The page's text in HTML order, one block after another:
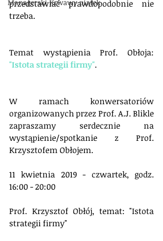
Managerski Krwawy piątek
przedstawiać prawdopodobnie nie
trzeba.
"Istota strategii firmy".
W ramach konwersatoriów
organizowanych przez Prof. A.J. Blikle
zapraszamy serdecznie na
wystąpienie/spotkanie z Prof.
Krzysztofem Obłojem.
11 kwietnia 2019 - czwartek, godz.
16:00 - 20:00
Prof. Krzysztof Obłój, temat: "Istota
strategii firmy"